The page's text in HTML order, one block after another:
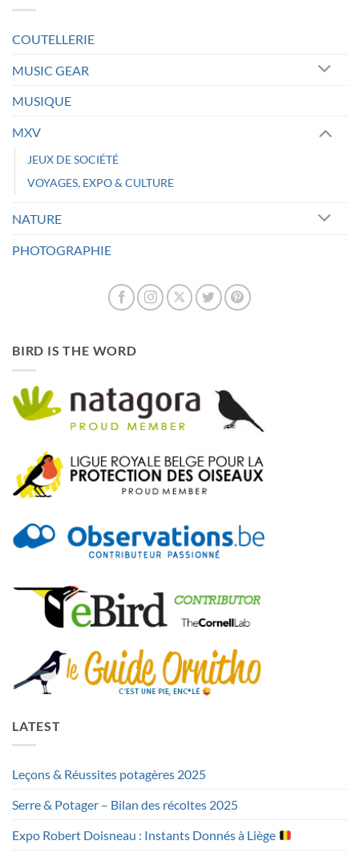
COUTELLERIE
MUSIC GEAR
MUSIQUE
MXV
JEUX DE SOCIÉTÉ
VOYAGES, EXPO & CULTURE
NATURE
PHOTOGRAPHIE
BIRD IS THE WORD
LATEST
Leçons & Réussites potagères 2025
Serre & Potager – Bilan des récoltes 2025
Expo Robert Doisneau : Instants Donnés à Liège